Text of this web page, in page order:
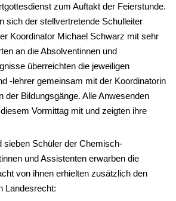
zum Auftakt der Feierstunde.
sich der stellvertretende Schulleiter
Koordinator Michael Schwarz mit sehr
an die Absolventinnen und
überreichten die jeweiligen
-lehrer gemeinsam mit der Koordinatorin
der Bildungsgänge. Alle Anwesenden
Vormittag mit und zeigten ihre
sieben Schüler der Chemisch-
und Assistenten erwarben die
von ihnen erhielten zusätzlich den
Landesrecht: